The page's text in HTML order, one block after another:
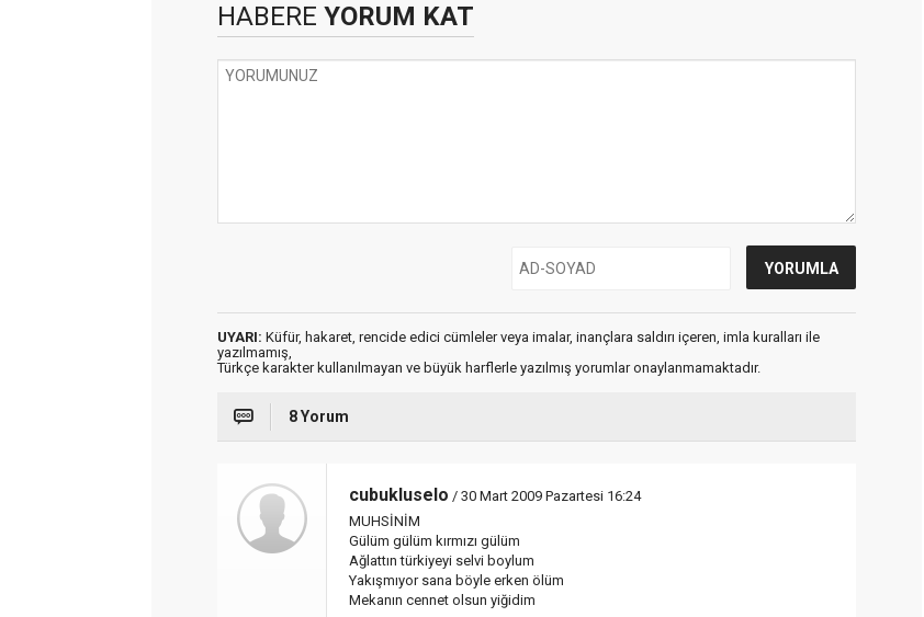
HABERE YORUM KAT
UYARI: Küfür, hakaret, rencide edici cümleler veya imalar, inançlara saldırı içeren, imla kuralları ile
yazılmamış,
Türkçe karakter kullanılmayan ve büyük harflerle yazılmış yorumlar onaylanmamaktadır.
8 Yorum
cubukluselo / 30 Mart 2009 Pazartesi 16:24
MUHSİNİM
Gülüm gülüm kırmızı gülüm
Ağlattın türkiyeyi selvi boylum
Yakışmıyor sana böyle erken ölüm
Mekanın cennet olsun yiğidim